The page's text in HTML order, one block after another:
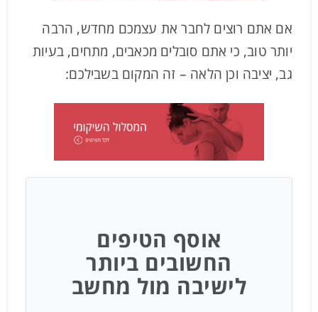
אם אתם רוצים לחבר את עצמכם מחדש, הרבה
יותר טוב, כי אתם סובלים מכאבים, מתחים, בעיות
גב, יציבה וכן הלאה – זה המקום בשבילכם:
אוסף הטיפים
החשובים ביותר
לישיבה מול מחשב